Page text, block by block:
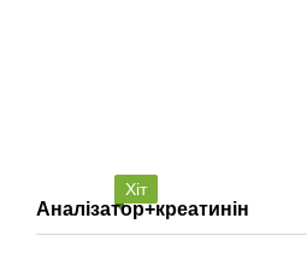
Хіт
Аналізатор+креатинін